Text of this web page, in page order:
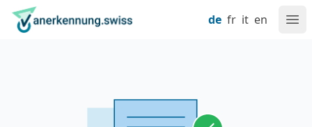
Navigieren auf anerkennung.swiss
Zum Inhalt
Spracheinstellung
Hauptnavigation
Zur Startseite de fr it en